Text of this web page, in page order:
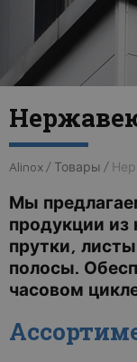
Alinox / Товары /
Мы
продукции
прутки,
полосы.
часовом